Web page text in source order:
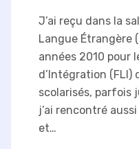
J’ai reçu dans la
Langue Étrangère
années 2010 pour
d’Intégration (FLI)
scolarisés, parfois
j’ai rencontré
et…